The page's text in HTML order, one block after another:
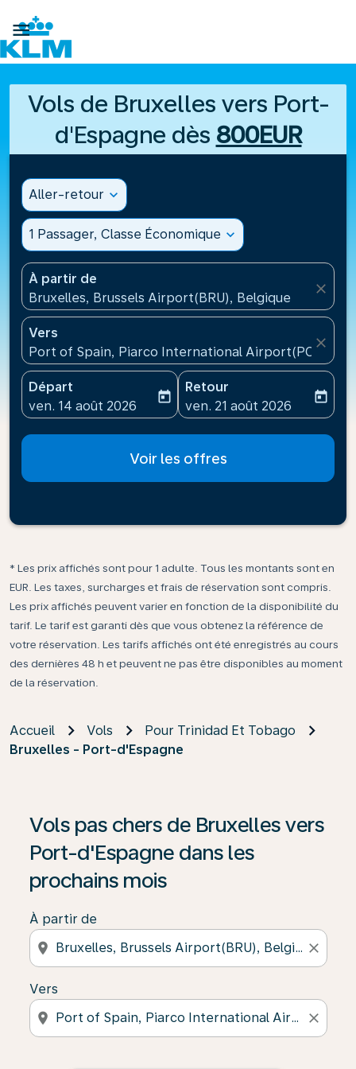

Vols de Bruxelles vers Port-
d'Espagne dès 800EUR
Aller-retour expand_more
1 Passager, Classe Économique expand_more
À partir de
Bruxelles, Brussels Airport(BRU), Belgique
close
Vers
Port of Spain, Piarco International Airport(POS),
close
Départ
fc-booking-departure-date-aria-label
ven. 14 août 2026
today
Retour
fc-booking-return-date-
ven. 21 août 2026
today
Voir les offres
* Les prix affichés sont pour 1 adulte. Tous les montants sont en
EUR. Les taxes, surcharges et frais de réservation sont compris.
Les prix affichés peuvent varier en fonction de la disponibilité du
tarif. Le tarif est garanti dès que vous obtenez la référence de
votre réservation. Les tarifs affichés ont été enregistrés au cours
des dernières 48 h et peuvent ne pas être disponibles au moment
de la réservation.
Accueil Vols
Pour Trinidad Et Tobago
Bruxelles - Port-d'Espagne
Vols pas chers de Bruxelles vers
Port-d'Espagne dans les
prochains mois
À partir de
location_on close
Vers
location_on close